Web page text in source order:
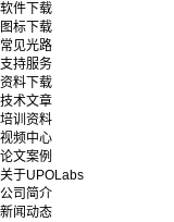
软件下载
图标下载
常见光路
支持服务
资料下载
技术文章
培训资料
视频中心
论文案例
关于UPOLabs
公司简介
新闻动态